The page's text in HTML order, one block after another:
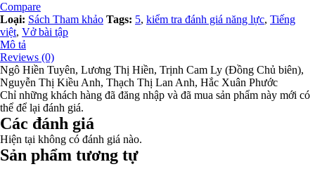
Compare
Loại: Sách Tham khảo Tags: 5, kiểm tra đánh giá năng lực, Tiếng
việt, Vở bài tập
Mô tả
Reviews (0)
Ngô Hiền Tuyên, Lương Thị Hiền, Trịnh Cam Ly (Đồng Chủ biên),
Nguyễn Thị Kiều Anh, Thạch Thị Lan Anh, Hắc Xuân Phước
Chỉ những khách hàng đã đăng nhập và đã mua sản phẩm này mới có
thể để lại đánh giá.
Các đánh giá
Hiện tại không có đánh giá nào.
Sản phẩm tương tự